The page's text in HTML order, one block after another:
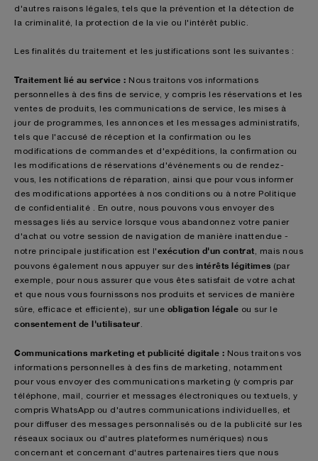
d'autres raisons légales, tels que la prévention et la détection de
la criminalité, la protection de la vie ou l'intérêt public.
Les finalités du traitement et les justifications sont les suivantes :
Traitement lié au service : Nous traitons vos informations
personnelles à des fins de service, y compris les réservations et les
ventes de produits, les communications de service, les mises à
jour de programmes, les annonces et les messages administratifs,
tels que l'accusé de réception et la confirmation ou les
modifications de commandes et d'expéditions, la confirmation ou
les modifications de réservations d'événements ou de rendez-
vous, les notifications de réparation, ainsi que pour vous informer
des modifications apportées à nos conditions ou à notre Politique
de confidentialité . En outre, nous pouvons vous envoyer des
messages liés au service lorsque vous abandonnez votre panier
d'achat ou votre session de navigation de manière inattendue -
notre principale justification est l'exécution d'un contrat , mais nous
pouvons également nous appuyer sur des intérêts légitimes (par
exemple, pour nous assurer que vous êtes satisfait de votre achat
et que nous vous fournissons nos produits et services de manière
sûre, efficace et efficiente), sur une obligation légale ou sur le
consentement de l'utilisateur
Communications marketing et publicité digitale : Nous traitons vos
informations personnelles à des fins de marketing, notamment
pour vous envoyer des communications marketing (y compris par
téléphone, mail, courrier et messages électroniques ou textuels, y
compris WhatsApp ou d'autres communications individuelles, et
pour diffuser des messages personnalisés ou de la publicité sur les
réseaux sociaux ou d'autres plateformes numériques) nous
concernant et concernant d'autres partenaires tiers que nous